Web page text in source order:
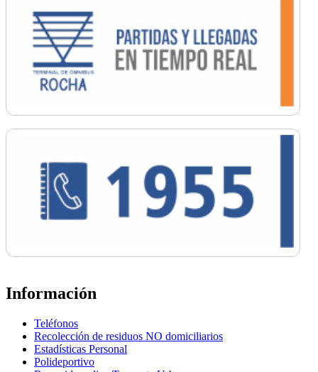
Información
Teléfonos
Recolección de residuos NO domiciliarios
Estadísticas Personal
Polideportivo